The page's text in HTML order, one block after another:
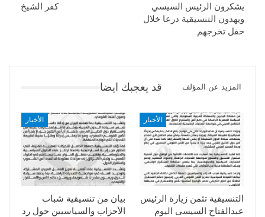
كفر الشيخ
يشكرون الرئيس السيسي
ويهدون التنسيقية درعا خلال
حفل تخرجهم
قد يعجبك ايضا المزيد عن المؤلف
الأخبار
بيان من تنسيقية شباب
الأحزاب والسياسيين حول رد
الأخبار
التنسيقية تثمن زيارة الرئيس
عبدالفتاح السيسى اليوم